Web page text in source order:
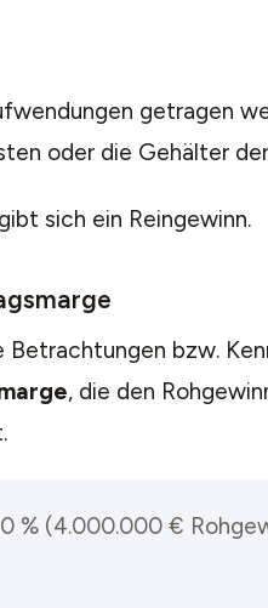
getragen
oder die Gehälter
sich ein Reingewinn.
bzw.
, die den
% (4.000.000 €